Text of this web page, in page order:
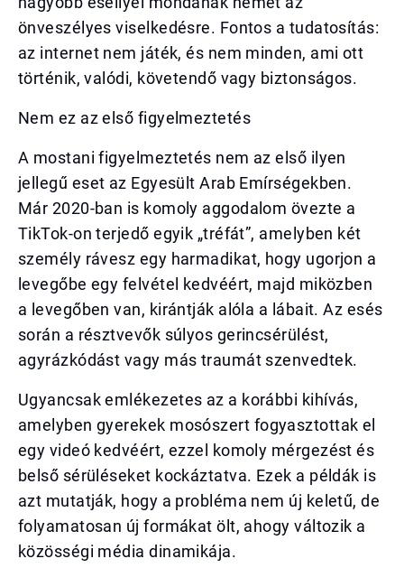
önveszélyes viselkedésre. Fontos a tudatosítás:
az internet nem játék, és nem minden, ami ott
történik, valódi, követendő vagy biztonságos.
Nem ez az első figyelmeztetés
A mostani figyelmeztetés nem az első ilyen
jellegű eset az Egyesült Arab Emírségekben.
Már 2020-ban is komoly aggodalom övezte a
TikTok-on terjedő egyik „tréfát”, amelyben két
személy rávesz egy harmadikat, hogy ugorjon a
levegőbe egy felvétel kedvéért, majd miközben
a levegőben van, kirántják alóla a lábait. Az esés
során a résztvevők súlyos gerincsérülést,
agyrázkódást vagy más traumát szenvedtek.
Ugyancsak emlékezetes az a korábbi kihívás,
amelyben gyerekek mosószert fogyasztottak el
egy videó kedvéért, ezzel komoly mérgezést és
belső sérüléseket kockáztatva. Ezek a példák is
azt mutatják, hogy a probléma nem új keletű, de
folyamatosan új formákat ölt, ahogy változik a
közösségi média dinamikája.